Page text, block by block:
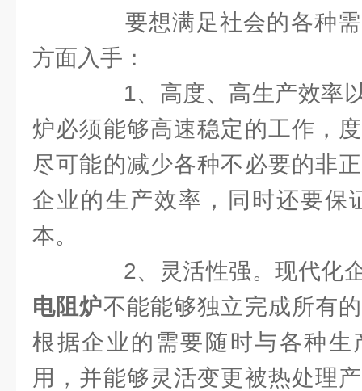
要想满足社会的各种需
方面入手：
1、高度、高生产效率以
炉必须能够高速稳定的工作，
尽可能的减少各种不必要的非
企业的生产效率，同时还要保
本。
2、灵活性强。现代化
电阻炉不能能够独立完成所有
根据企业的需要随时与各种生
用，并能够灵活变更被热处理